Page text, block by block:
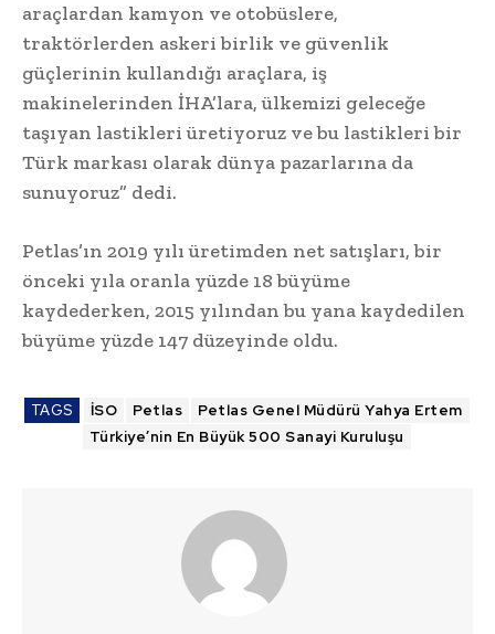
araçlardan kamyon ve otobüslere,
traktörlerden askeri birlik ve güvenlik
güçlerinin kullandığı araçlara, iş
makinelerinden İHA’lara, ülkemizi geleceğe
taşıyan lastikleri üretiyoruz ve bu lastikleri bir
Türk markası olarak dünya pazarlarına da
sunuyoruz” dedi.
Petlas’ın 2019 yılı üretimden net satışları, bir
önceki yıla oranla yüzde 18 büyüme
kaydederken, 2015 yılından bu yana kaydedilen
büyüme yüzde 147 düzeyinde oldu.
TAGS İSO Petlas
Petlas Genel Müdürü Yahya Ertem
Türkiye’nin En Büyük 500 Sanayi Kuruluşu